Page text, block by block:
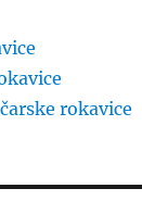
rokavice